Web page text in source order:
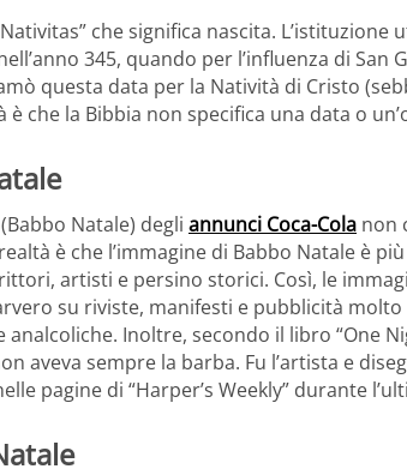
che significa nascita. L’istituzione
345, quando per l’influenza di San
questa data per la Natività di Cristo
che la Bibbia non specifica una data o
(Babbo Natale) degli annunci Coca-Cola non
è che l’immagine di Babbo Natale è
artisti e persino storici. Così, le
su riviste, manifesti e pubblicità
Inoltre, secondo il libro “One
aveva sempre la barba. Fu l’artista e
pagine di “Harper’s Weekly” durante